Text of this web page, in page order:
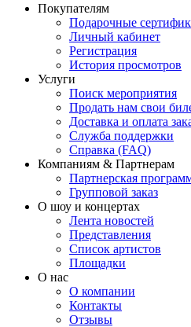
Покупателям
Подарочные
Личный кабинет
Регистрация
История просмотров
Услуги
Поиск мероприятия
Продать нам свои
Доставка и оплата
Служба поддержки
Справка (FAQ)
Компаниям & Партнерам
Партнерская
Групповой заказ
О шоу и концертах
Лента новостей
Представления
Список артистов
Площадки
О нас
О компании
Контакты
Отзывы